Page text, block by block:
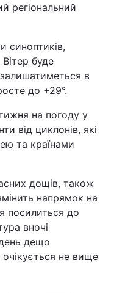
регіональний
синоптиків,
буде
в
до +29°.
на погоду у
від циклонів, які
та країнами
дощів, також
напрямок на
посилиться до
вночі
дещо
не вище